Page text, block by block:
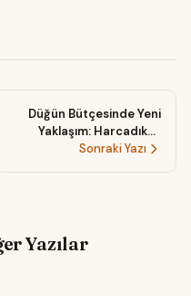
Sonraki Yazı
Düğün Bütçesinde Yeni
Yaklaşım: Harcadıkça
Değer Kazanan ‘Geri
Yazılar